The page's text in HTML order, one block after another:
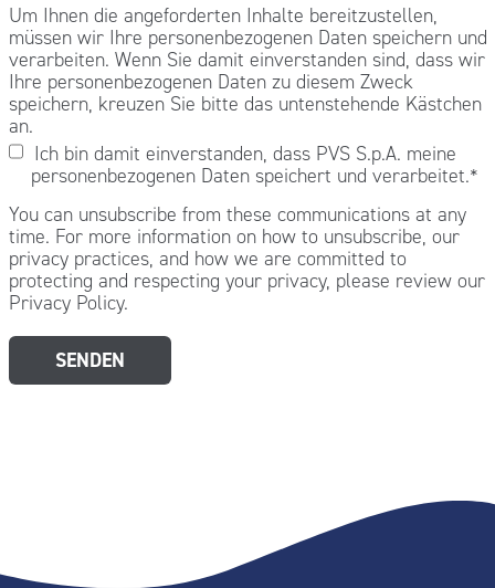
Um Ihnen die angeforderten Inhalte bereitzustellen,
müssen wir Ihre personenbezogenen Daten speichern und
verarbeiten. Wenn Sie damit einverstanden sind, dass wir
Ihre personenbezogenen Daten zu diesem Zweck
speichern, kreuzen Sie bitte das untenstehende Kästchen
an.
Ich bin damit einverstanden, dass PVS S.p.A. meine
personenbezogenen Daten speichert und verarbeitet.*
You can unsubscribe from these communications at any
time. For more information on how to unsubscribe, our
privacy practices, and how we are committed to
protecting and respecting your privacy, please review our
Privacy Policy.